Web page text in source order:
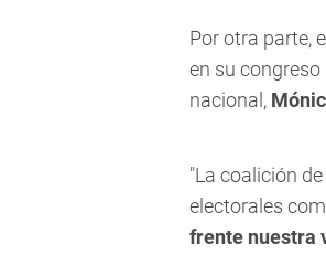
Por otra parte,
en su
nacional,
"La coalición
electorales
frente nuestra